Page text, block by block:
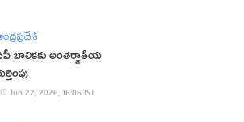
బాలికకు అంతర్జాతీయ
Jun 22, 2026, 16:06 IST